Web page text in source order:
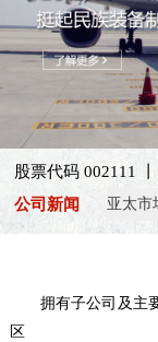
股票代码 002111
公司新闻
热烈庆
拥有子公司及主
区